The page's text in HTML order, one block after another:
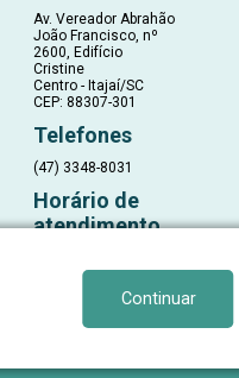
Av. Vereador Abrahão
João Francisco, nº
2600, Edifício
Cristine
Centro - Itajaí/SC
CEP: 88307-301
Telefones
(47) 3348-8031
Horário de
atendimento
segunda a sexta-
Continuar